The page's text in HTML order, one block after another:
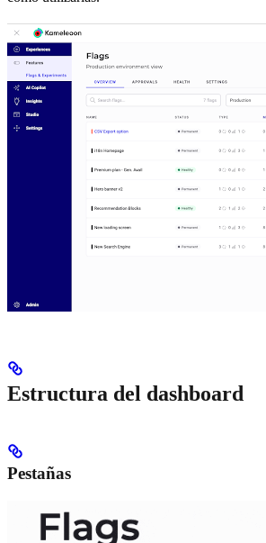
Estructura del dashboard
Pestañas